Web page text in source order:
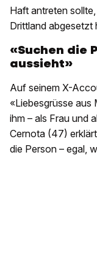
Haft antreten
Drittland abgesetzt
«Suchen die
aussieht»
Auf seinem X-
«Liebesgrüsse aus
ihm – als Frau und
Cernota (47)
die Person – egal,